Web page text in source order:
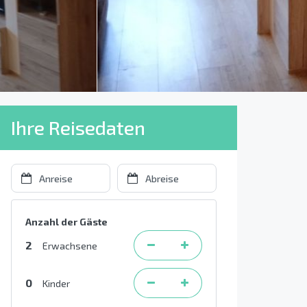
Ihre Reisedaten
Anzahl der Gäste
2 Erwachsene
0 Kinder